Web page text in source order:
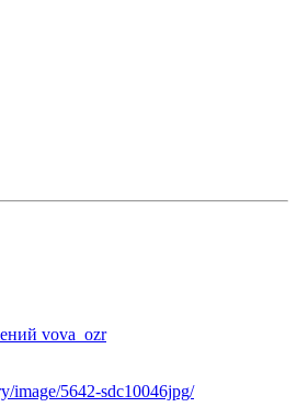
vova_ozr
image/5642-sdc10046jpg/